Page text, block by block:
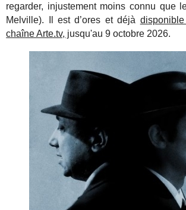
regarder, injustement moins connu que
Melville). Il est d’ores et déjà
chaîne Arte.tv, jusqu'au 9 octobre 2026.